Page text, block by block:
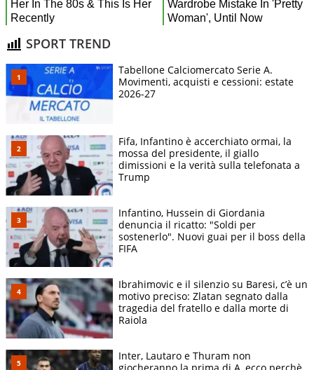
SPORT TREND
Tabellone Calciomercato Serie A.
Movimenti, acquisti e cessioni: estate
2026-27
Fifa, Infantino è accerchiato ormai, la
mossa del presidente, il giallo
dimissioni e la verità sulla telefonata a
Trump
Infantino, Hussein di Giordania
denuncia il ricatto: "Soldi per
sostenerlo". Nuovi guai per il boss della
FIFA
Ibrahimovic e il silenzio su Baresi, c’è un
motivo preciso: Zlatan segnato dalla
tragedia del fratello e dalla morte di
Raiola
Inter, Lautaro e Thuram non